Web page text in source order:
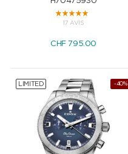
17 AVIS
CHF795.00
-40%
LIMITED